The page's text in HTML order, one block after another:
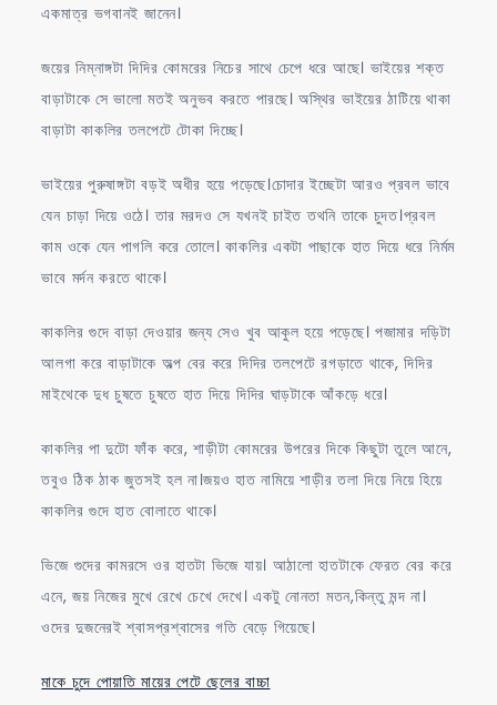
একমাত্র ভগবানই জানেন।
জয়ের নিম্নাঙ্গটা দিদির কোমরের নিচের সাথে চেপে ধরে আছে। ভাইয়ের শক্ত
বাড়াটাকে সে ভালো মতই অনুভব করতে পারছে। অস্থির ভাইয়ের ঠাটিয়ে থাকা
বাড়াটা কাকলির তলপেটে টোকা দিচ্ছে।
ভাইয়ের পুরুষাঙ্গটা বড়ই অধীর হয়ে পড়েছে।চোদার ইচ্ছেটা আরও প্রবল ভাবে
যেন চাড়া দিয়ে ওঠে। তার মরদও সে যখনই চাইত তথনি তাকে চুদত।প্রবল
কাম ওকে যেন পাগলি করে তোলে। কাকলির একটা পাছাকে হাত দিয়ে ধরে নির্মম
ভাবে মর্দন করতে থাকে।
কাকলির গুদে বাড়া দেওয়ার জন্য সেও খুব আকুল হয়ে পড়েছে। পজামার দড়িটা
আলগা করে বাড়াটাকে অল্প বের করে দিদির তলপেটে রগড়াতে থাকে, দিদির
মাইথেকে দুধ চুষতে চুষতে হাত দিয়ে দিদির ঘাড়টাকে আঁকড়ে ধরে।
কাকলির পা দুটো ফাঁক করে, শাড়ীটা কোমরের উপরের দিকে কিছুটা তুলে আনে,
তবুও ঠিক ঠাক জুতসই হল না।জয়ও হাত নামিয়ে শাড়ীর তলা দিয়ে নিয়ে হিয়ে
কাকলির গুদে হাত বোলাতে থাকে।
ভিজে গুদের কামরসে ওর হাতটা ভিজে যায়। আঠালো হাতটাকে ফেরত বের করে
এনে, জয় নিজের মুখে রেখে চেখে দেখে। একটু নোনতা মতন,কিন্তু মন্দ না।
ওদের দুজনেরই শ্বাসপ্রশ্বাসের গতি বেড়ে গিয়েছে।
মাকে চুদে পোয়াতি মায়ের পেটে ছেলের বাচ্চা